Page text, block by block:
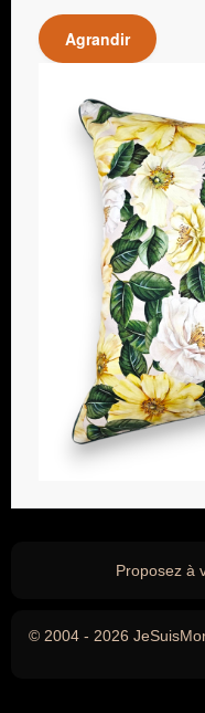
Agrandir
Proposez à
© 2004 - 2026